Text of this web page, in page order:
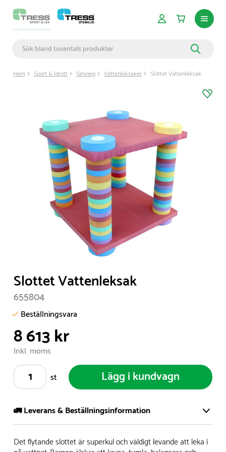
Hem Sport & Idrott Simning Vattenleksaker Slottet Vattenleksak
Item
1
of
1
Slottet Vattenleksak
655804
Beställningsvara
8 613 kr
Inkl. moms
st
Lägg i kundvagn
🚛 Leverans & Beställningsinformation
Vi har ett stort och modernt lager på över 8.000 kvm och
Det flytande slottet är superkul och väldigt levande att leka i